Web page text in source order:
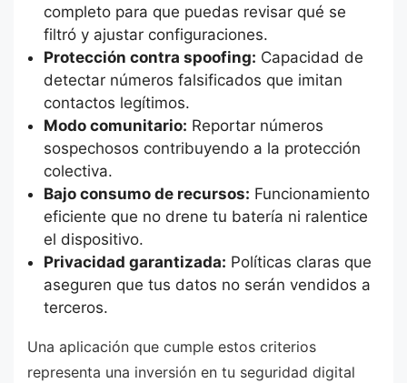
completo para que puedas revisar qué se
filtró y ajustar configuraciones.
Protección contra spoofing: Capacidad de
detectar números falsificados que imitan
contactos legítimos.
Modo comunitario: Reportar números
sospechosos contribuyendo a la protección
colectiva.
Bajo consumo de recursos: Funcionamiento
eficiente que no drene tu batería ni ralentice
el dispositivo.
Privacidad garantizada: Políticas claras que
aseguren que tus datos no serán vendidos a
terceros.
Una aplicación que cumple estos criterios
representa una inversión en tu seguridad digital